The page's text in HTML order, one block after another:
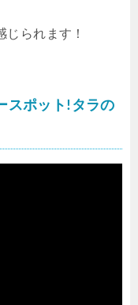
られます！
ポット!タラの